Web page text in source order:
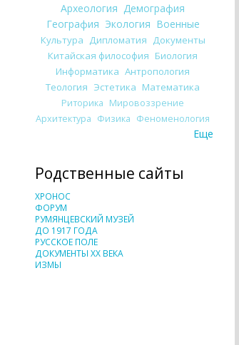
Археология Демография
География Экология Военные
Культура Дипломатия Документы
Китайская философия Биология
Информатика Антропология
Теология Эстетика Математика
Риторика Мировоззрение
Архитектура Физика Феноменология
Еще
Родственные сайты
ХРОНОС
ФОРУМ
РУМЯНЦЕВСКИЙ МУЗЕЙ
ДО 1917 ГОДА
РУССКОЕ ПОЛЕ
ДОКУМЕНТЫ XX ВЕКА
ИЗМЫ